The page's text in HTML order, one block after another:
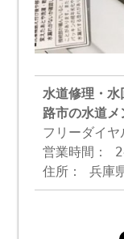
水道修理・
路市の水道メ
フリーダイ
営業時間：
住所： 兵庫